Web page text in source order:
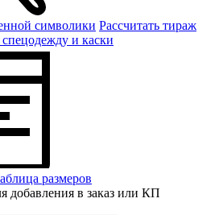
символики Рассчитать тираж
и каски
размеров
добавления в заказ или КП